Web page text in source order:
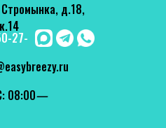
Рекомендую
27-
д.18,
к.14
08:00—